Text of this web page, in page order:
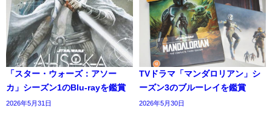
「スター・ウォーズ：アソー
カ」シーズン1のBlu-rayを鑑賞
2026年5月31日
TVドラマ「マンダロリアン」シ
ーズン3のブルーレイを鑑賞
2026年5月30日